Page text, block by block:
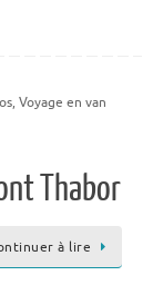
, Voyage en van
Thabor
à lire